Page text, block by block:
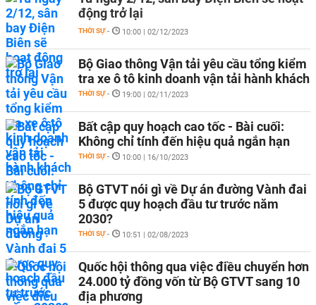
động trở lại
THỜI SỰ - 10:00 | 02/12/2023
Bộ Giao thông Vận tải yêu cầu tổng kiểm
tra xe ô tô kinh doanh vận tải hành khách
THỜI SỰ - 19:00 | 02/11/2023
Bất cập quy hoạch cao tốc - Bài cuối:
Không chỉ tính đến hiệu quả ngắn hạn
THỜI SỰ - 10:00 | 16/10/2023
Bộ GTVT nói gì về Dự án đường Vành đai
5 được quy hoạch đầu tư trước năm
2030?
THỜI SỰ - 10:51 | 02/08/2023
Quốc hội thông qua việc điều chuyển hơn
24.000 tỷ đồng vốn từ Bộ GTVT sang 10
địa phương